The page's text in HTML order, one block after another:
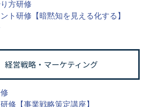
方研修
ト研修【暗黙知を見える化する】
経営戦略・マーケティング
修【事業戦略策定講座】